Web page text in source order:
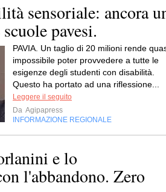
sensoriale: ancora
pavesi.
PAVIA. Un taglio di 20 milioni rende
impossibile poter provvedere a tutte le
esigenze degli studenti con disabilità.
Questo ha portato ad una riflessione...
Leggere il seguito
Da Agipapress
INFORMAZIONE REGIONALE
e lo
l'abbandono. Zero